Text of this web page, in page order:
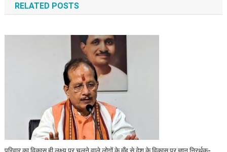
RELATED POSTS